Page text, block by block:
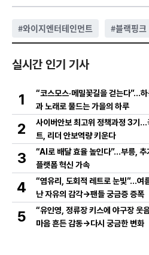
#와이지엔터테인먼트 #블랙핑크
실시간 인기 기사
1
“코스모스·메밀꽃길을 걷는다”…
과 노래로 물드는 가을의 하루
2
사이버안보 최고위 정책과정 3기…
트, 리더 안보역량 키운다
3
“AI로 배달 효율 높인다”…부릉, 추
플랫폼 혁신 가속
4
“염유리, 도회적 레트로 눈빛”…여
난 자유의 감각→팬들 궁금증 증폭
5
“유인영, 정류장 키스에 야구장 웃
마음 흔든 감동→다시 궁금한 변화